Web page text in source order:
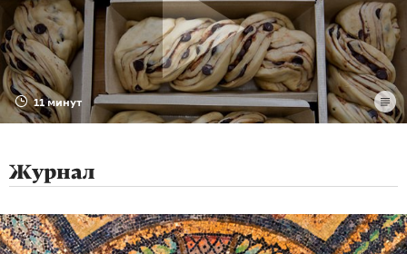
11 минут
Журнал